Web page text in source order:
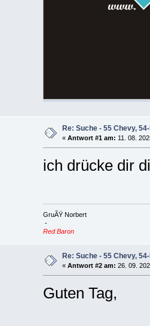
Re: Suche - 55 Chevy,
« Antwort #1 am: 11. 08.
ich drücke dir
GruÃŸ Norbert
-
Red Baron
Re: Suche - 55 Chevy,
« Antwort #2 am: 26. 09.
Guten Tag,